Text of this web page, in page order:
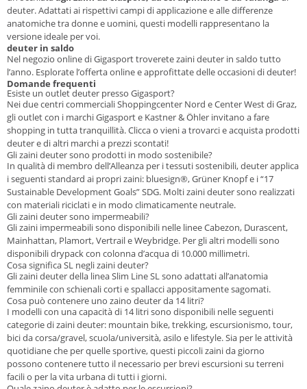
deuter. Adattati ai rispettivi campi di applicazione e alle differenze
anatomiche tra donne e uomini, questi modelli rappresentano la
versione ideale per voi.
deuter in saldo
Nel negozio online di Gigasport troverete zaini deuter in saldo tutto
l’anno. Esplorate l’offerta online e approfittate delle occasioni di deuter!
Domande frequenti
Esiste un outlet deuter presso Gigasport?
Nei due centri commerciali Shoppingcenter Nord e Center West di Graz,
gli outlet con i marchi Gigasport e Kastner & Öhler invitano a fare
shopping in tutta tranquillità. Clicca o vieni a trovarci e acquista prodotti
deuter e di altri marchi a prezzi scontati!
Gli zaini deuter sono prodotti in modo sostenibile?
In qualità di membro dell’Alleanza per i tessuti sostenibili, deuter applica
i seguenti standard ai propri zaini: bluesign®, Grüner Knopf e i “17
Sustainable Development Goals” SDG. Molti zaini deuter sono realizzati
con materiali riciclati e in modo climaticamente neutrale.
Gli zaini deuter sono impermeabili?
Gli zaini impermeabili sono disponibili nelle linee Cabezon, Durascent,
Mainhattan, Plamort, Vertrail e Weybridge. Per gli altri modelli sono
disponibili drypack con colonna d’acqua di 10.000 millimetri.
Cosa significa SL negli zaini deuter?
Gli zaini deuter della linea Slim Line SL sono adattati all’anatomia
femminile con schienali corti e spallacci appositamente sagomati.
Cosa può contenere uno zaino deuter da 14 litri?
I modelli con una capacità di 14 litri sono disponibili nelle seguenti
categorie di zaini deuter: mountain bike, trekking, escursionismo, tour,
bici da corsa/gravel, scuola/università, asilo e lifestyle. Sia per le attività
quotidiane che per quelle sportive, questi piccoli zaini da giorno
possono contenere tutto il necessario per brevi escursioni su terreni
facili o per la vita urbana di tutti i giorni.